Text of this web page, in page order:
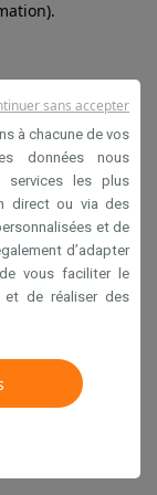
.
à chacune de vos
données nous
les plus
direct ou via des
et de
d’adapter
vous faciliter le
et de réaliser des
sans accepter